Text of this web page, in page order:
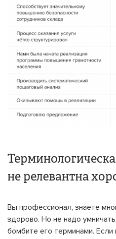
не релевантна
Вы профессионал, знаете
здорово. Но не надо
бомбите его терминами.